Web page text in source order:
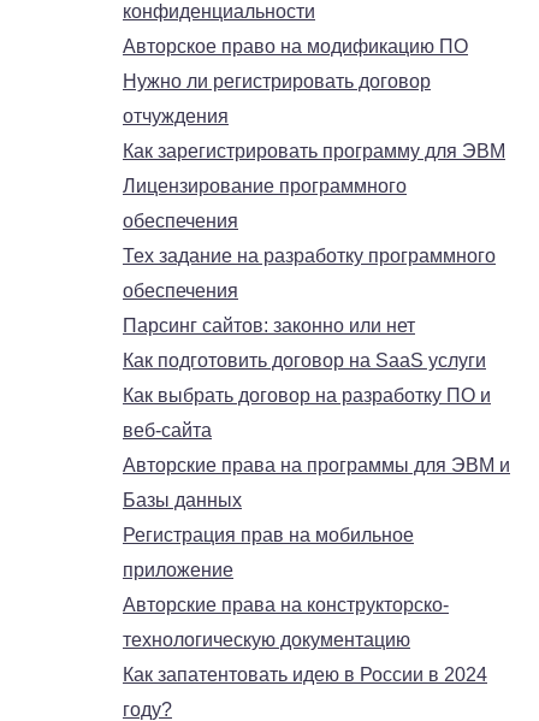
конфиденциальности
Авторское право на модификацию ПО
Нужно ли регистрировать договор
отчуждения
Как зарегистрировать программу для ЭВМ
Лицензирование программного
обеспечения
Тех задание на разработку программного
обеспечения
Парсинг сайтов: законно или нет
Как подготовить договор на SaaS услуги
Как выбрать договор на разработку ПО и
веб-сайта
Авторские права на программы для ЭВМ и
Базы данных
Регистрация прав на мобильное
приложение
Авторские права на конструкторско-
технологическую документацию
Как запатентовать идею в России в 2024
году?